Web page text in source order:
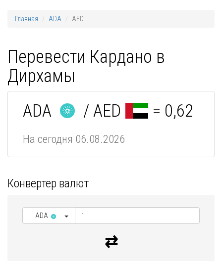
Главная ADA AED
Перевести Кардано в
Дирхамы
ADA / AED = 0,62
На сегодня 06.08.2026
Конвертер валют
ADA